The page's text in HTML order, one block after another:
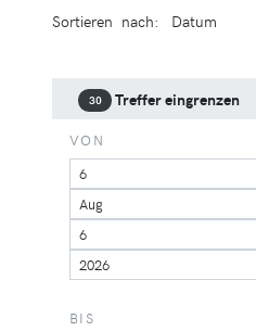
Sortieren nach:
30 Treffer eingrenzen
VON
BIS